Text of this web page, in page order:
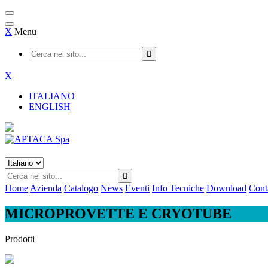
X Menu
X
ITALIANO
ENGLISH
HomeAzienda Catalogo News Eventi Info Tecniche Download
MICROPROVETTE E CRYOTUBE
Prodotti